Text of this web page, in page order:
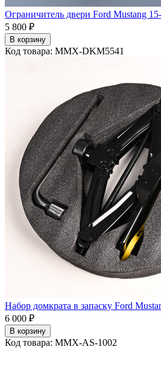
Ограничитель двери Ford Mustang
5 800 ₽
В корзину
Код товара: MMX-DKM5541
Набор домкрата в запаску Ford
6 000 ₽
В корзину
Код товара: MMX-AS-1002